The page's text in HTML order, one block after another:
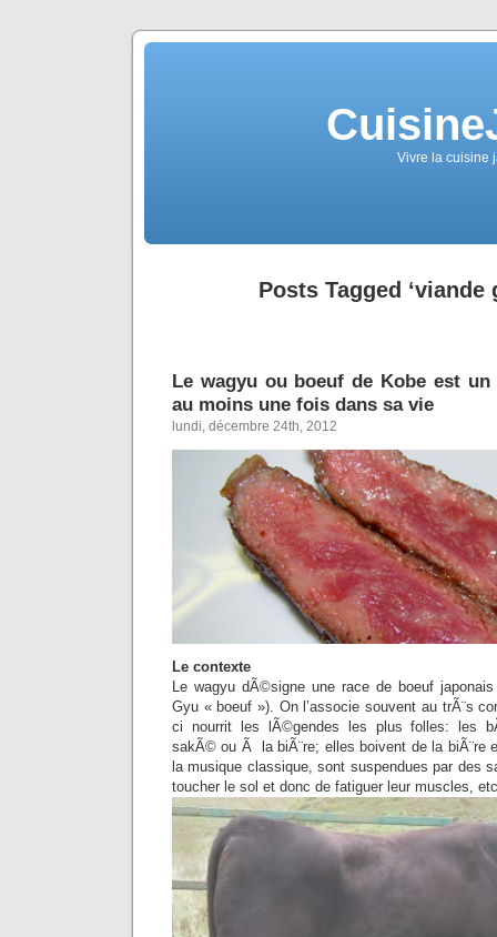
Vivre la cuisine
Posts Tagged ‘viande
Le wagyu ou boeuf de Kobe est
au moins une fois dans sa vie
lundi, décembre 24th, 2012
Le contexte
Le wagyu dÃ©signe une race de boeuf
Gyu « boeuf »). On l’associe souvent au trÃ¨s
ci nourrit les lÃ©gendes les plus folles: les
sakÃ© ou Ã la biÃ¨re; elles boivent de la biÃ¨re
la musique classique, sont suspendues par des
toucher le sol et donc de fatiguer leur muscles, etc